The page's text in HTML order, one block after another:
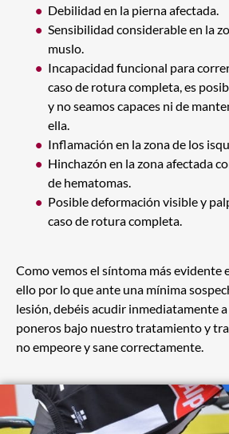
Debilidad en la pierna afectada.
Sensibilidad considerable en la
muslo.
Incapacidad funcional para
caso de rotura completa, es
y no seamos capaces ni de
ella.
Inflamación en la zona de los
Hinchazón en la zona afectada
de hematomas.
Posible deformación visible y
caso de rotura completa.
Como vemos el síntoma más evidente
ello por lo que ante una mínima
lesión, debéis acudir inmediatamente
poneros bajo nuestro tratamiento y
no empeore y sane correctamente.